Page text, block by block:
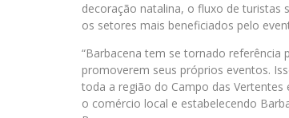
decoração natalina, o fluxo de turistas
os setores mais beneficiados pelo
“Barbacena tem se tornado referência
promoverem seus próprios eventos.
toda a região do Campo das
o comércio local e estabelecendo